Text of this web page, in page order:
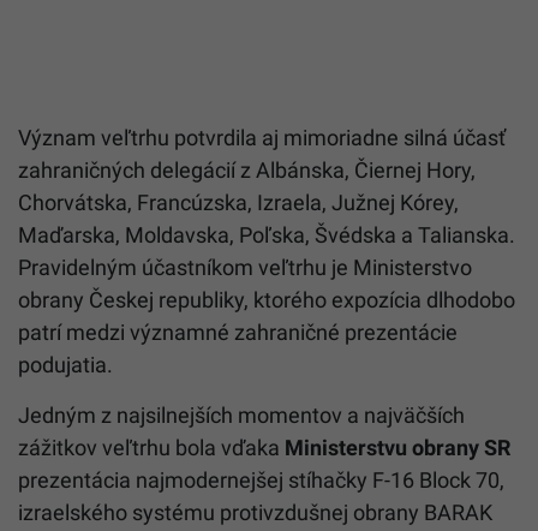
Význam veľtrhu potvrdila aj mimoriadne silná účasť
zahraničných delegácií z Albánska, Čiernej Hory,
Chorvátska, Francúzska, Izraela, Južnej Kórey,
Maďarska, Moldavska, Poľska, Švédska a Talianska.
Pravidelným účastníkom veľtrhu je Ministerstvo
obrany Českej republiky, ktorého expozícia dlhodobo
patrí medzi významné zahraničné prezentácie
podujatia.
Jedným z najsilnejších momentov a najväčších
zážitkov veľtrhu bola vďaka Ministerstvu obrany SR
prezentácia najmodernejšej stíhačky F-16 Block 70,
izraelského systému protivzdušnej obrany BARAK